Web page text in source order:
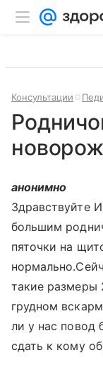
Консультации
анонимно
Здравствуйте
большим
пяточки на
такие размеры
грудном
ли у нас повод
сдать к кому